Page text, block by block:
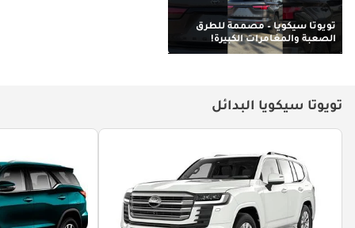
تويوتا سيكويا – مصممة للطرق
الصعبة والمغامرات الكبيرة!
تويوتا سيكويا البدائل